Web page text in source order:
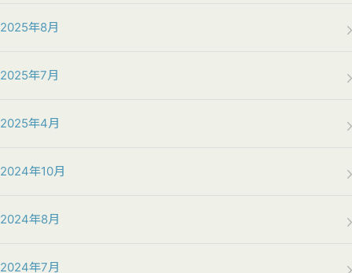
2025年8月
2025年7月
2025年4月
2024年10月
2024年8月
2024年7月